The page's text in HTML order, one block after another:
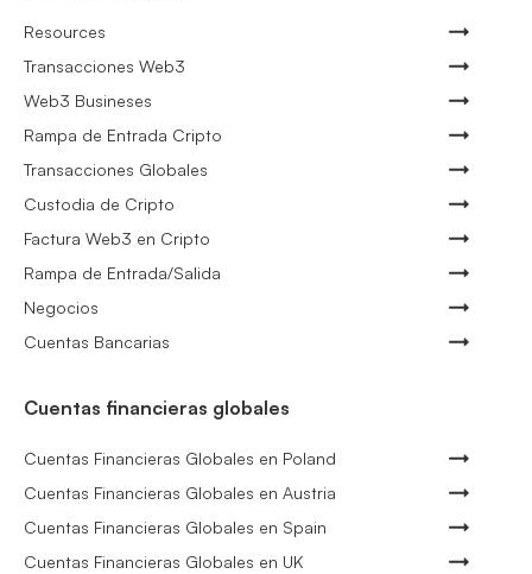
Resources
Transacciones Web3
Web3 Busineses
Rampa de Entrada Cripto
Transacciones Globales
Custodia de Cripto
Factura Web3 en Cripto
Rampa de Entrada/Salida
Negocios
Cuentas Bancarias
Cuentas financieras globales
Cuentas Financieras Globales en Poland
Cuentas Financieras Globales en Austria
Cuentas Financieras Globales en Spain
Cuentas Financieras Globales en UK